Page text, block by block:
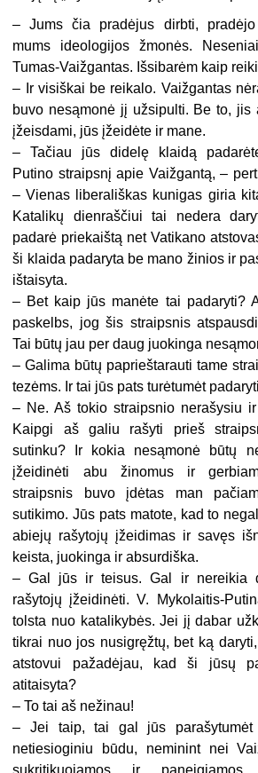
– Jums čia pradėjus dirbti,
mums ideologijos žmonės.
Tumas-Vaižgantas. Išsibarėm kaip
– Ir visiškai be reikalo. Vaižgantas
buvo nesąmonė jį užsipulti. Be to, jis
įžeisdami, jūs įžeidėte ir mane.
– Tačiau jūs didelę klaidą
Putino straipsnį apie Vaižgantą, –
– Vienas liberališkas kunigas giria
Katalikų dienraščiui tai nedera
padarė priekaištą net Vatikano
ši klaida padaryta be mano žinios ir
ištaisyta.
– Bet kaip jūs manėte tai padaryti?
paskelbs, jog šis straipsnis
Tai būtų jau per daug juokinga
– Galima būtų paprieštarauti tame
tezėms. Ir tai jūs pats turėtumėt
– Ne. Aš tokio straipsnio nerašysiu
Kaipgi aš galiu rašyti prieš
sutinku? Ir kokia nesąmonė būtų
įžeidinėti abu žinomus ir
straipsnis buvo įdėtas man
sutikimo. Jūs pats matote, kad to
abiejų rašytojų įžeidimas ir savęs
keista, juokinga ir absurdiška.
– Gal jūs ir teisus. Gal ir nereikia
rašytojų įžeidinėti. V. Mykolaitis-
tolsta nuo katalikybės. Jei jį dabar
tikrai nuo jos nusigręžtų, bet ką
atstovui pažadėjau, kad ši jūsų
atitaisyta?
– To tai aš nežinau!
– Jei taip, tai gal jūs parašytumėt
netiesioginiu būdu, neminint nei